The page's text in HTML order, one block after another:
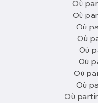
Où
Où
Où
Où
Où
Où
Où
Où
Où